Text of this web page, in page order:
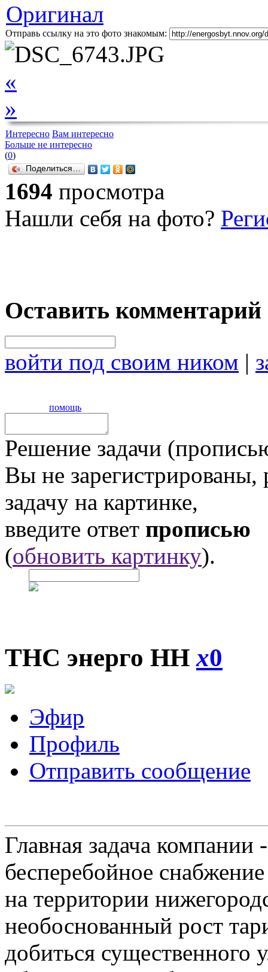
Оригинал
Отправь ссылку на это фото знакомым:
«
»
Интересно Вам интересно
Больше не интересно
(0)
Поделиться…
1694 просмотра
Нашли себя на фото?
Оставить комментарий
войти под своим ником |
помощь
Решение задачи
Вы не
задачу на картинке,
введите ответ прописью
(обновить картинку).
ТНС энерго ННx0
Эфир
Профиль
Отправить сообщение
Главная задача
бесперебойное
на территории
необоснованный рост
добиться существенного